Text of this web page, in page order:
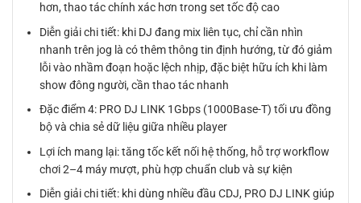
hơn, thao tác chính xác hơn trong set tốc độ cao
Diễn giải chi tiết: khi DJ đang mix liên tục, chỉ cần nhìn
nhanh trên jog là có thêm thông tin định hướng, từ đó giảm
lỗi vào nhầm đoạn hoặc lệch nhịp, đặc biệt hữu ích khi làm
show đông người, cần thao tác nhanh
Đặc điểm 4: PRO DJ LINK 1Gbps (1000Base-T) tối ưu đồng
bộ và chia sẻ dữ liệu giữa nhiều player
Lợi ích mang lại: tăng tốc kết nối hệ thống, hỗ trợ workflow
chơi 2–4 máy mượt, phù hợp chuẩn club và sự kiện
Diễn giải chi tiết: khi dùng nhiều đầu CDJ, PRO DJ LINK giúp